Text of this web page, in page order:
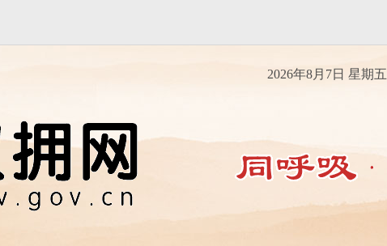
2026年8月7日 星期五